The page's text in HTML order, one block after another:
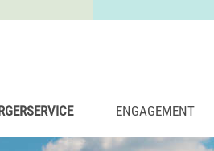
ENGAGEMENT